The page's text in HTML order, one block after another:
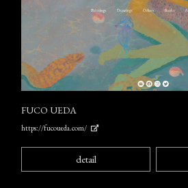
FUCO UEDA
https://fucoueda.com/
detail